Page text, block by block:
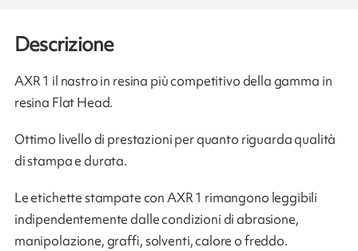
Descrizione
AXR 1 il nastro in resina più competitivo della gamma in
resina Flat Head.
Ottimo livello di prestazioni per quanto riguarda qualità
di stampa e durata.
Le etichette stampate con AXR 1 rimangono leggibili
indipendentemente dalle condizioni di abrasione,
manipolazione, graffi, solventi, calore o freddo.